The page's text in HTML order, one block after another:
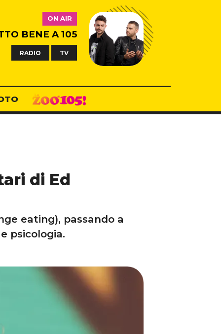
ON AIR
BENE A 105
RADIO TV
di Ed
eating), passando a
psicologia.